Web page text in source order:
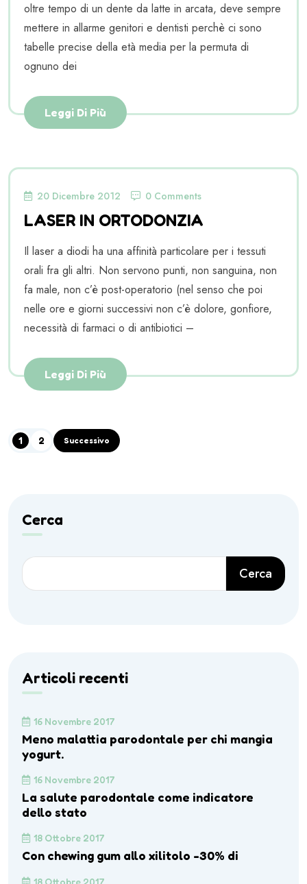
oltre tempo di un dente da latte in arcata, deve sempre
mettere in allarme genitori e dentisti perchè ci sono
tabelle precise della età media per la permuta di
ognuno dei
Leggi Di Più
20 Dicembre 2012 0 Comments
LASER IN ORTODONZIA
Il laser a diodi ha una affinità particolare per i tessuti
orali fra gli altri. Non servono punti, non sanguina, non
fa male, non c’è post-operatorio (nel senso che poi
nelle ore e giorni successivi non c’è dolore, gonfiore,
necessità di farmaci o di antibiotici –
Leggi Di Più
1 2 Successivo
Cerca
Cerca
Articoli recenti
16 Novembre 2017
Meno malattia parodontale per chi mangia
yogurt.
16 Novembre 2017
La salute parodontale come indicatore
dello stato
18 Ottobre 2017
Con chewing gum allo xilitolo -30% di
18 Ottobre 2017